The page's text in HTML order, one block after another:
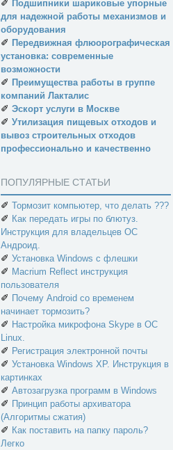
✐ Подшипники шариковые упорные
для надежной работы механизмов и
оборудования
✐ Передвижная флюорографическая
установка: современные
возможности
✐ Преимущества работы в группе
компаний Лакталис
✐ Эскорт услуги в Москве
✐ Утилизация пищевых отходов и
вывоз строительных отходов
профессионально и качественно
ПОПУЛЯРНЫЕ СТАТЬИ
✐ Тормозит компьютер, что делать ???
✐ Как передать игры по блютуз.
Инструкция для владельцев ОС
Андроид.
✐ Установка Windows с флешки
✐ Macrium Reflect инструкция
пользователя
✐ Почему Android со временем
начинает тормозить?
✐ Настройка микрофона Skype в ОС
Linux.
✐ Регистрация электронной почты
✐ Установка Windows XP. Инструкция в
картинках
✐ Автозагрузка программ в Windows
✐ Принцип работы архиватора
(Алгоритмы сжатия)
✐ Как поставить на папку пароль?
Легко